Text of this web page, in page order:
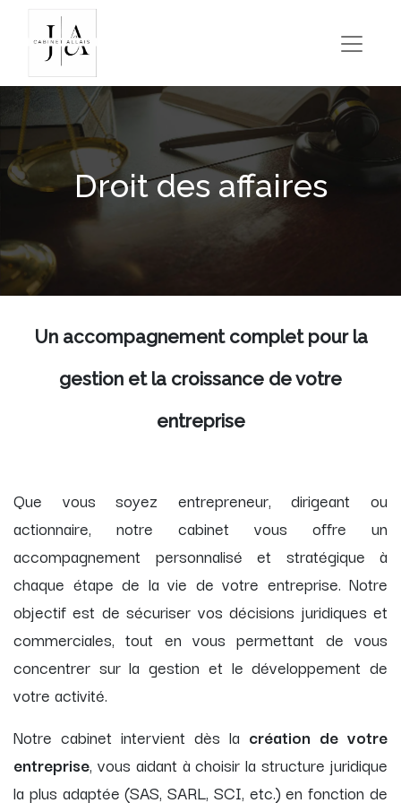
Droit des affaires
Un accompagnement complet pour la
gestion et la croissance de votre
entreprise
Que vous soyez entrepreneur, dirigeant ou
actionnaire, notre cabinet vous offre un
accompagnement personnalisé et stratégique à
chaque étape de la vie de votre entreprise. Notre
objectif est de sécuriser vos décisions juridiques et
commerciales, tout en vous permettant de vous
concentrer sur la gestion et le développement de
votre activité.
Notre cabinet intervient dès la création de votre
entreprise, vous aidant à choisir la structure juridique
la plus adaptée (SAS, SARL, SCI, etc.) en fonction de